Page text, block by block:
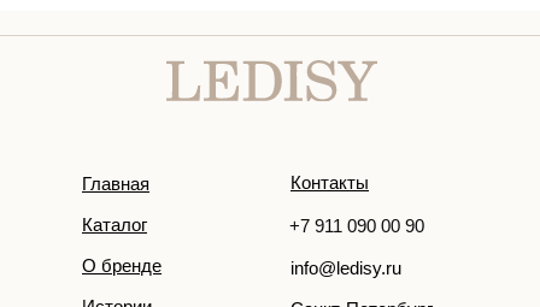
О бренде
Каталог
Главная Контакты
+7 911 090 00 90
info@ledisy.ru